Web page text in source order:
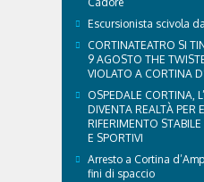
Escursionista scivola
CORTINATEATRO SI
9 AGOSTO THE
VIOLATO A CORTINA
OSPEDALE CORTINA,
DIVENTA REALTÀ PER
RIFERIMENTO
E SPORTIVI
Arresto a Cortina
fini di spaccio